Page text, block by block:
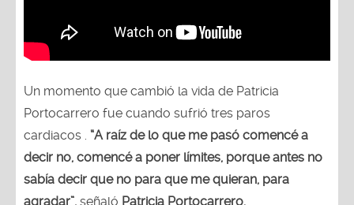
Un momento que cambió la vida de Patricia
Portocarrero fue cuando sufrió tres paros
cardiacos . “A raíz de lo que me pasó comencé a
decir no, comencé a poner límites, porque antes no
sabía decir que no para que me quieran, para
agradar”, señaló Patricia Portocarrero.